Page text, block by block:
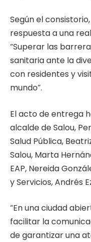
Según el
respuesta a una
“Superar las
sanitaria ante la
con residentes y
mundo”.
El acto de entrega
alcalde de Salou,
Salud Pública,
Salou, Marta
EAP, Nereida
y Servicios, Andrés
“En una ciudad
facilitar la
de garantizar una